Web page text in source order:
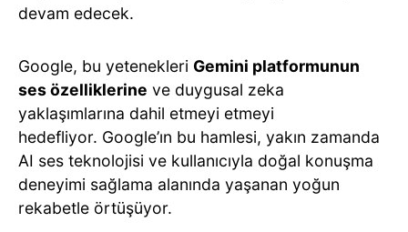
devam edecek.
Google, bu yetenekleri Gemini platformunun
ses özelliklerine ve duygusal zeka
yaklaşımlarına dahil etmeyi etmeyi
hedefliyor. Google’ın bu hamlesi, yakın zamanda
AI ses teknolojisi ve kullanıcıyla doğal konuşma
deneyimi sağlama alanında yaşanan yoğun
rekabetle örtüşüyor.